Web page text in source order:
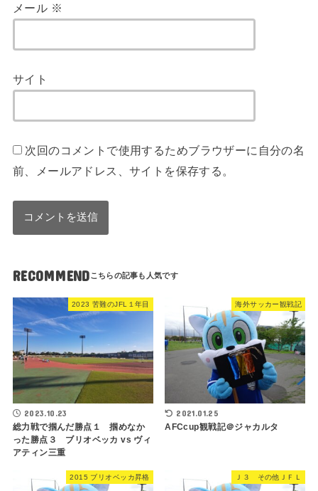
メール ※
サイト
次回のコメントで使用するためブラウザーに自分の名
前、メールアドレス、サイトを保存する。
RECOMMEND
2023 苦難のJFL１年目
2023.10.23
総力戦で掴んだ勝点１ 掴めなか
った勝点３ ブリオベッカ vs ヴィ
アティン三重
海外サッカー観戦記
2021.01.25
AFCcup観戦記＠ジャカルタ
2015 ブリオベッカ昇格 Ｊ３ その他ＪＦＬ